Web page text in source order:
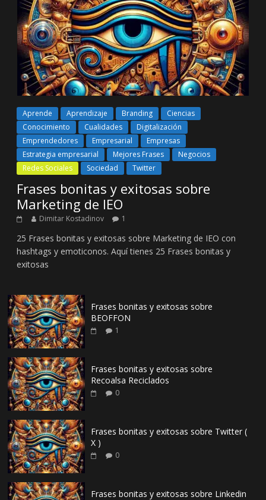
Aprende Aprendizaje Branding
Ciencias
Conocimiento
Cualidades
Digitalización
Emprendedores
Empresarial
Empresas
Estrategia empresarial
Mejores Frases
Negocios
Redes Sociales
Sociedad Twitter
Frases bonitas y exitosas sobre
Marketing de IEO
Dimitar Kostadinov 1
25 Frases bonitas y exitosas sobre Marketing de IEO con
hashtags y emoticonos. Aquí tienes 25 Frases bonitas y
exitosas
Frases bonitas y exitosas sobre
BEOFFON
1
Frases bonitas y exitosas sobre
Recoalsa Reciclados
0
Frases bonitas y exitosas sobre Twitter (
X )
0
Frases bonitas y exitosas sobre Linkedin